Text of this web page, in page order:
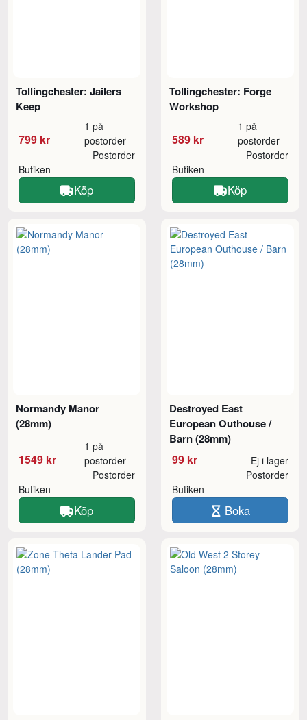
Tollingchester: Jailers
Keep
799 kr
1 på
postorder
Butiken
Postorder
Köp
Tollingchester: Forge
Workshop
589 kr
1 på
postorder
Butiken
Postorder
Köp
Normandy Manor
(28mm)
1549 kr
1 på
postorder
Butiken
Postorder
Köp
Destroyed East
European Outhouse /
Barn (28mm)
99 kr Ej i lager
Butiken
Postorder
Boka